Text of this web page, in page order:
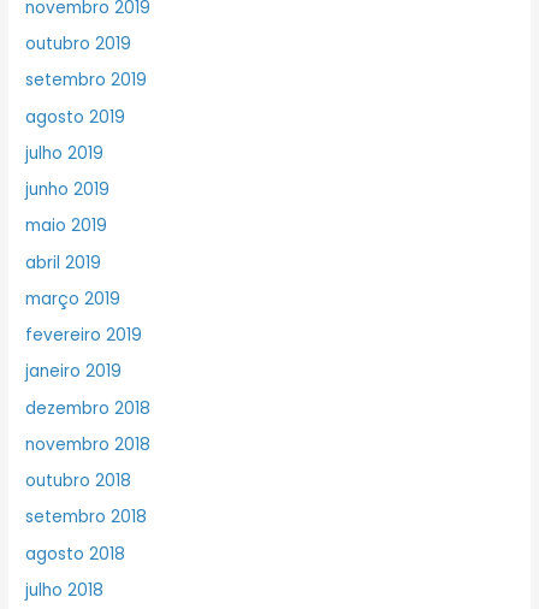
novembro 2019
outubro 2019
setembro 2019
agosto 2019
julho 2019
junho 2019
maio 2019
abril 2019
março 2019
fevereiro 2019
janeiro 2019
dezembro 2018
novembro 2018
outubro 2018
setembro 2018
agosto 2018
julho 2018